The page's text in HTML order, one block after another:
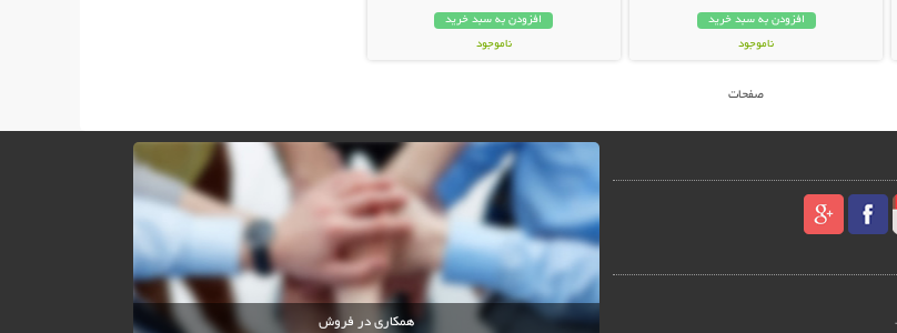
افزودن به سبد خرید
ناموجود
افزودن به سبد خرید
ناموجود
صفحات
همکاری در فروش